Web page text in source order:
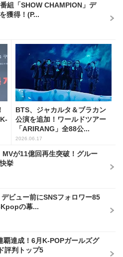
組「SHOW CHAMPION」デ
獲得！(P...
BTS、ジャカルタ＆ブラカン
公演を追加！ワールドツアー
「ARIRANG」全88公...
2026.06.17
が11億回再生突破！グルー
挙
ビュー前にSNSフォロワー85
の幕...
覇達成！6月K-POPガールズグ
評判トップ5